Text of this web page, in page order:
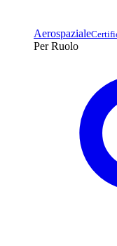
Aerospaziale
Per Ruolo